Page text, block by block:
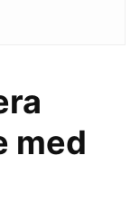
med